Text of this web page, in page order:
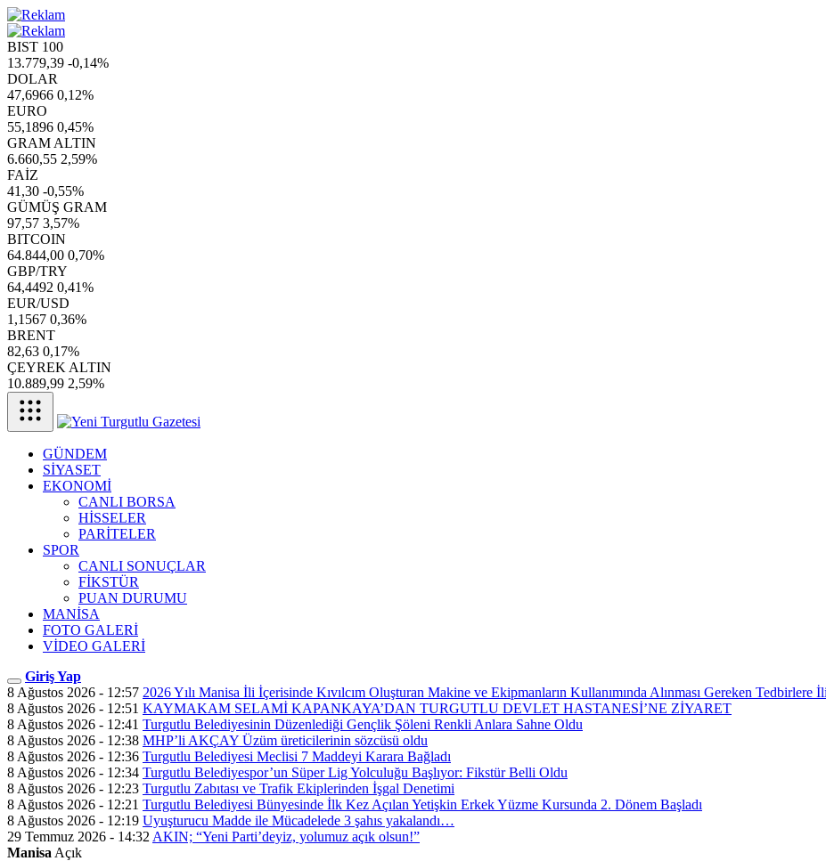
BIST 100
13.779,39 -0,14%
DOLAR
47,6966 0,12%
EURO
55,1896 0,45%
GRAM ALTIN
6.660,55 2,59%
FAİZ
41,30 -0,55%
GÜMÜŞ GRAM
97,57 3,57%
BITCOIN
64.844,00 0,70%
GBP/TRY
64,4492 0,41%
EUR/USD
1,1567 0,36%
BRENT
82,63 0,17%
ÇEYREK ALTIN
10.889,99 2,59%
GÜNDEM
SİYASET
EKONOMİ
CANLI BORSA
HİSSELER
PARİTELER
SPOR
CANLI SONUÇLAR
FİKSTÜR
PUAN DURUMU
MANİSA
FOTO GALERİ
VİDEO GALERİ
Giriş Yap
8 Ağustos 2026 - 12:57 2026 Yılı Manisa İli İçerisinde Kıvılcım Oluşturan Makine ve Ekipmanların Kullanımında Alınması Gereken
8 Ağustos 2026 - 12:51 KAYMAKAM SELAMİ KAPANKAYA’DAN TURGUTLU DEVLET HASTANESİ’NE ZİYARET
8 Ağustos 2026 - 12:41 Turgutlu Belediyesinin Düzenlediği Gençlik Şöleni Renkli Anlara Sahne Oldu
8 Ağustos 2026 - 12:38 MHP’li AKÇAY Üzüm üreticilerinin sözcüsü oldu
8 Ağustos 2026 - 12:36 Turgutlu Belediyesi Meclisi 7 Maddeyi Karara Bağladı
8 Ağustos 2026 - 12:34 Turgutlu Belediyespor’un Süper Lig Yolculuğu Başlıyor: Fikstür Belli Oldu
8 Ağustos 2026 - 12:23 Turgutlu Zabıtası ve Trafik Ekiplerinden İşgal Denetimi
8 Ağustos 2026 - 12:21 Turgutlu Belediyesi Bünyesinde İlk Kez Açılan Yetişkin Erkek Yüzme Kursunda 2. Dönem Başladı
8 Ağustos 2026 - 12:19 Uyuşturucu Madde ile Mücadelede 3 şahıs yakalandı…
29 Temmuz 2026 - 14:32 AKIN; “Yeni Parti’deyiz, yolumuz açık olsun!”
Manisa Açık